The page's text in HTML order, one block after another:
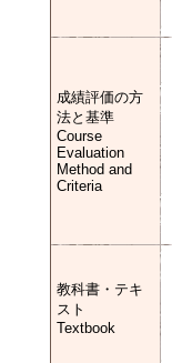
成績評価の方
法と基準
Course
Evaluation
Method and
Criteria
教科書・テキ
スト
Textbook